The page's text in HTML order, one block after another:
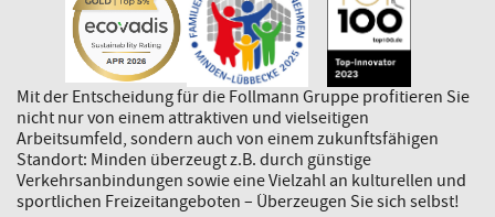
Mit der Entscheidung für die Follmann Gruppe profitieren Sie
nicht nur von einem attraktiven und vielseitigen
Arbeitsumfeld, sondern auch von einem zukunftsfähigen
Standort: Minden überzeugt z.B. durch günstige
Verkehrsanbindungen sowie eine Vielzahl an kulturellen und
sportlichen Freizeitangeboten – Überzeugen Sie sich selbst!